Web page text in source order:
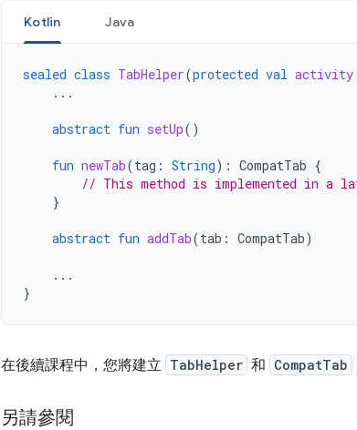
Kotlin Java
sealed class TabHelper(protected val activity
...
abstract fun setUp()
fun newTab(tag : String): CompatTab {
// This method is implemented in a
}
abstract fun addTab(tab : CompatTab)
...
}
在後續課程中，您將建立 TabHelper 和 CompatTab
另請參閱